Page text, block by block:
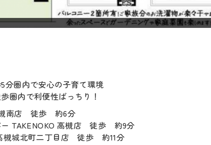
圏内で安心の子育て環境
圏内で利便性ばっちり！
槻南店 徒歩 約6分
高槻店 徒歩 約9分
槻城北町二丁目店 徒歩 約11分